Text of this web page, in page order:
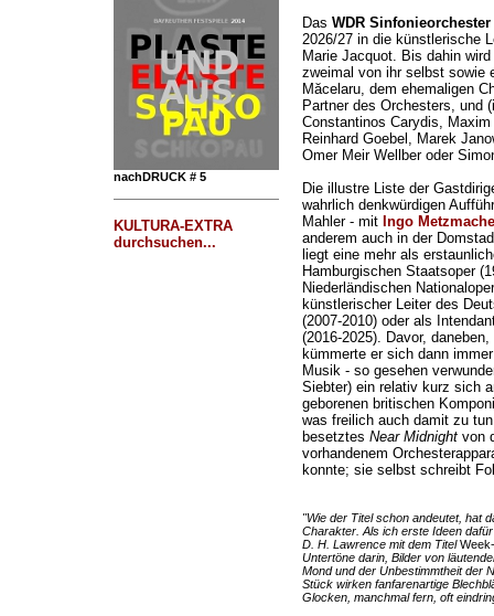
nachDRUCK # 5
KULTURA-EXTRA
durchsuchen...
Das WDR Sinfonieorchester
2026/27 in die künstlerische
Marie Jacquot. Bis dahin
zweimal von ihr selbst sowie
Măcelaru, dem ehemaligen
Partner des Orchesters, und
Constantinos Carydis,
Reinhard Goebel, Marek
Omer Meir Wellber oder
Die illustre Liste der
wahrlich denkwürdigen
Mahler - mit Ingo
anderem auch in der
liegt eine mehr als
Hamburgischen Staatsoper
Niederländischen
künstlerischer Leiter des
(2007-2010) oder als
(2016-2025). Davor,
kümmerte er sich dann
Musik - so gesehen
Siebter) ein relativ kurz sich
geborenen britischen
was freilich auch damit zu
besetztes Near Midnightvon
vorhandenem
konnte; sie selbst schreibt
"Wie der Titel schon andeutet, hat
Charakter. Als ich erste Ideen
D. H. Lawrence mit dem Titel
Untertöne darin, Bilder von
Mond und der Unbestimmtheit der
Stück wirken fanfarenartige
Glocken, manchmal fern, oft